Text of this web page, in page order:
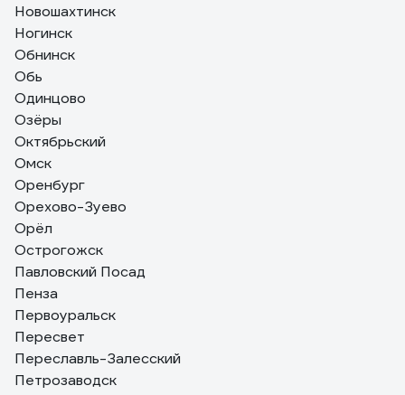
Новошахтинск
Ногинск
Обнинск
Обь
Одинцово
Озёры
Октябрьский
Омск
Оренбург
Орехово-Зуево
Орёл
Острогожск
Павловский Посад
Пенза
Первоуральск
Пересвет
Переславль-Залесский
Петрозаводск